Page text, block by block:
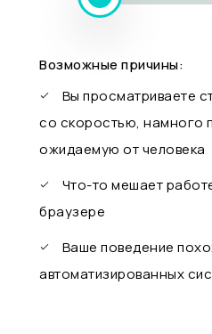
Возможные причины:
Вы просматриваете
со скоростью, намного
ожидаемую от человека
Что-то мешает
браузере
Ваше поведение
автоматизированных